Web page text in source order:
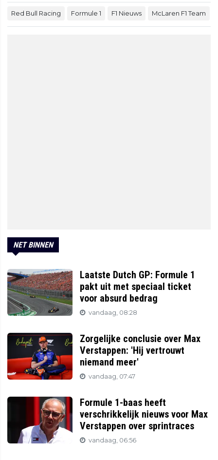
Red Bull Racing Formule 1 F1 Nieuws McLaren F1 Team
NET BINNEN
Laatste Dutch GP: Formule 1
pakt uit met speciaal ticket
voor absurd bedrag
vandaag, 08:28
Zorgelijke conclusie over Max
Verstappen: 'Hij vertrouwt
niemand meer'
vandaag, 07:47
Formule 1-baas heeft
verschrikkelijk nieuws voor Max
Verstappen over sprintraces
vandaag, 06:56